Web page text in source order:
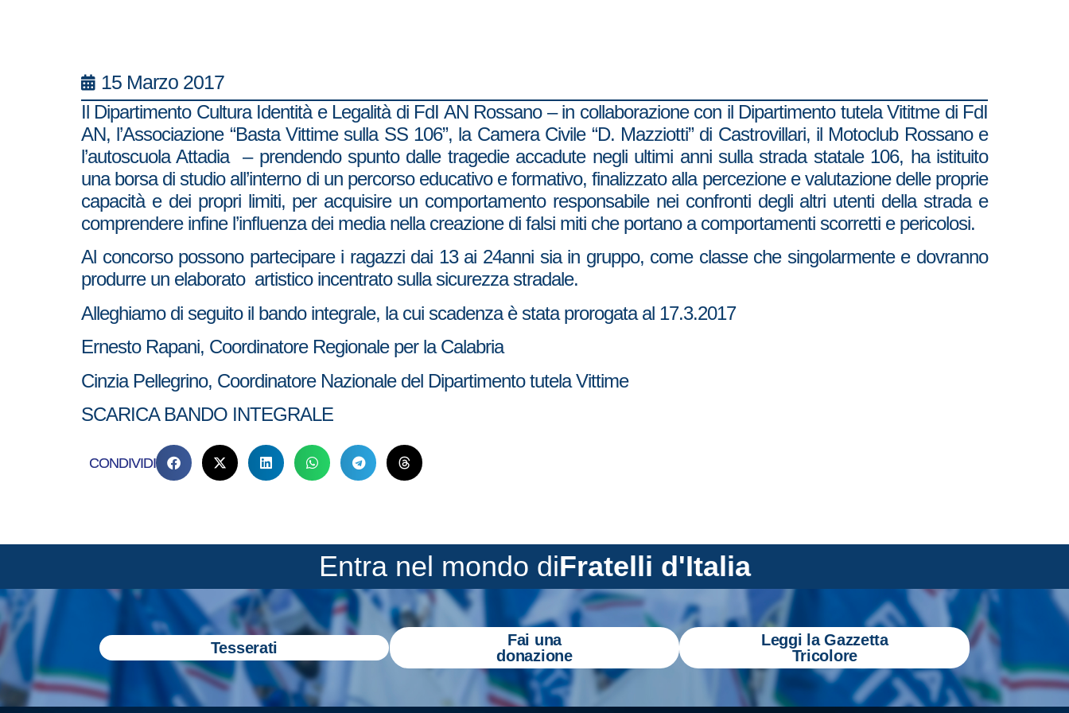
15 Marzo 2017
Il Dipartimento Cultura Identità e Legalità di FdI AN Rossano – in collaborazione con il Dipartimento tutela Vititme di FdI
AN, l’Associazione “Basta Vittime sulla SS 106”, la Camera Civile “D. Mazziotti” di Castrovillari, il Motoclub Rossano e
l’autoscuola Attadia – prendendo spunto dalle tragedie accadute negli ultimi anni sulla strada statale 106, ha istituito
una borsa di studio all’interno di un percorso educativo e formativo, finalizzato alla percezione e valutazione delle proprie
capacità e dei propri limiti, per acquisire un comportamento responsabile nei confronti degli altri utenti della strada e
comprendere infine l’influenza dei media nella creazione di falsi miti che portano a comportamenti scorretti e pericolosi.
Al concorso possono partecipare i ragazzi dai 13 ai 24anni sia in gruppo, come classe che singolarmente e dovranno
produrre un elaborato artistico incentrato sulla sicurezza stradale.
Alleghiamo di seguito il bando integrale, la cui scadenza è stata prorogata al 17.3.2017
Ernesto Rapani, Coordinatore Regionale per la Calabria
Cinzia Pellegrino, Coordinatore Nazionale del Dipartimento tutela Vittime
SCARICA BANDO INTEGRALE
CONDIVIDI
Entra nel mondo diFratelli d'Italia
Tesserati
Fai una
donazione
Leggi la Gazzetta
Tricolore